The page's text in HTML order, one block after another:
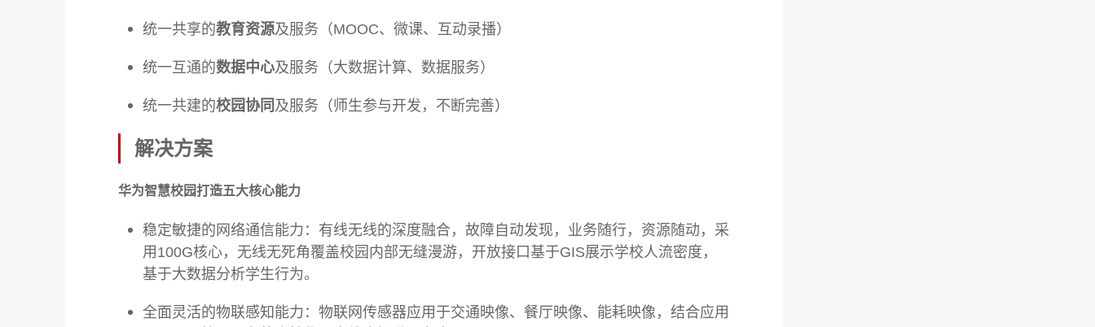
统一共享的教育资源及服务（MOOC、微课、互动录播）
统一互通的数据中心及服务（大数据计算、数据服务）
统一共建的校园协同 及服务（师生参与开发，不断完善）
解决方案
华为智慧校园打造五大核心能力
稳定敏捷的网络通信能力：有线无线的深度融合，故障自动发现，业务随行，资源随动，采
用100G核心，无线无死角覆盖校园内部无缝漫游，开放接口基于GIS展示学校人流密度，
基于大数据分析学生行为。
全面灵活的物联感知能力：物联网传感器应用于交通映像、餐厅映像、能耗映像，结合应用